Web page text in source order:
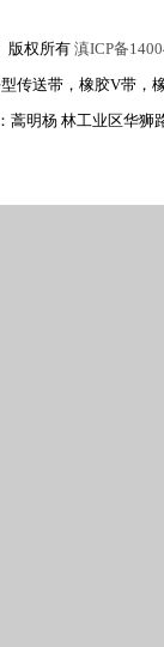
版权所有 滇ICP备
传送带，橡胶V带，
蒿明杨 林工业区华狮